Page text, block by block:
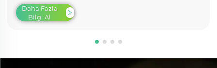
Daha Fazla
Bilgi Al